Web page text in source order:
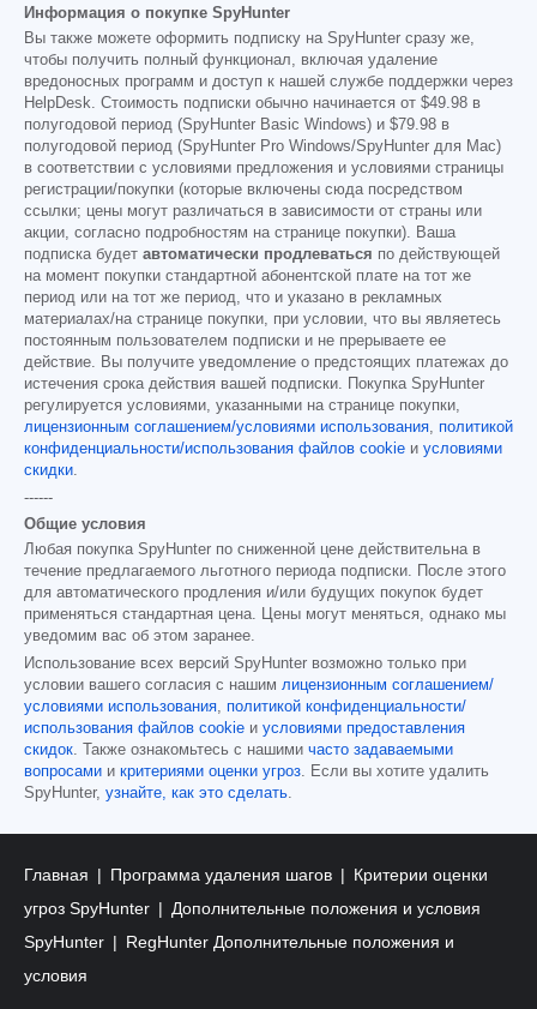
Информация о покупке SpyHunter
Вы также можете оформить подписку на SpyHunter сразу же,
чтобы получить полный функционал, включая удаление
вредоносных программ и доступ к нашей службе поддержки через
HelpDesk. Стоимость подписки обычно начинается от $49.98 в
полугодовой период (SpyHunter Basic Windows) и $79.98 в
полугодовой период (SpyHunter Pro Windows/SpyHunter для Mac)
в соответствии с условиями предложения и условиями страницы
регистрации/покупки (которые включены сюда посредством
ссылки; цены могут различаться в зависимости от страны или
акции, согласно подробностям на странице покупки). Ваша
подписка будет автоматически продлеваться по действующей
на момент покупки стандартной абонентской плате на тот же
период или на тот же период, что и указано в рекламных
материалах/на странице покупки, при условии, что вы являетесь
постоянным пользователем подписки и не прерываете ее
действие. Вы получите уведомление о предстоящих платежах до
истечения срока действия вашей подписки. Покупка SpyHunter
регулируется условиями, указанными на странице покупки,
лицензионным соглашением/условиями использования
политикой
конфиденциальности/использования файлов cookie и условиями
скидки
------
Общие условия
Любая покупка SpyHunter по сниженной цене действительна в
течение предлагаемого льготного периода подписки. После этого
для автоматического продления и/или будущих покупок будет
применяться стандартная цена. Цены могут меняться, однако мы
уведомим вас об этом заранее.
Использование всех версий SpyHunter возможно только при
условии вашего согласия с нашим лицензионным соглашением/
условиями использования
политикой конфиденциальности/
использования файлов cookie и условиями предоставления
скидок . Также ознакомьтесь с нашими часто задаваемыми
вопросами и критериями оценки угроз . Если вы хотите удалить
SpyHunter, узнайте, как это сделать
Главная Программа удаления шагов
Критерии оценки
угроз SpyHunter
Дополнительные положения и условия
SpyHunter
RegHunter Дополнительные положения и
условия